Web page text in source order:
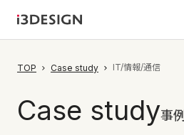
TOP Case study IT/情報/通信
Case study事例